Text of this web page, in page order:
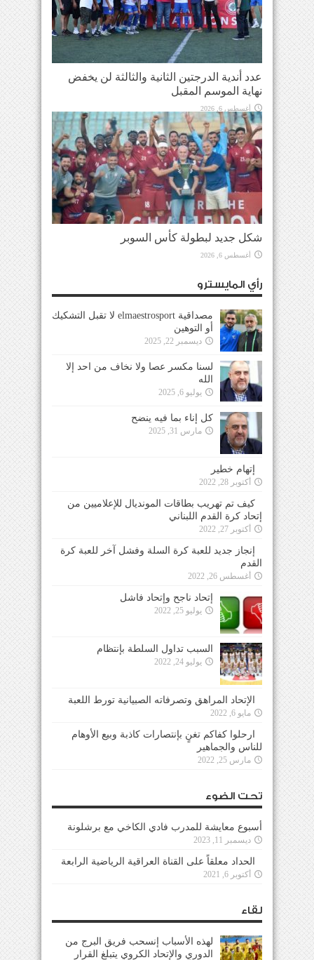
عدد أندية الدرجتين الثانية والثالثة لن يخفض
نهاية الموسم المقبل
أغسطس 6, 2026
شكل جديد لبطولة كأس السوبر
أغسطس 6, 2026
رأي المايسترو
مصداقية elmaestrosport لا تقبل التشكيك
أو التوهين
ديسمبر 22, 2025
لسنا مكسر عصا ولا نخاف من احد إلا
الله
يوليو 6, 2025
كل إناء بما فيه ينضح
مارس 31, 2025
إتهام خطير
أكتوبر 28, 2022
كيف تم تهريب بطاقات المونديال للإعلاميين من
إتحاد كرة القدم اللبناني
أكتوبر 27, 2022
إنجاز جديد للعبة كرة السلة وفشل آخر للعبة كرة
القدم
أغسطس 26, 2022
إتحاد ناجح وإتحاد فاشل
يوليو 25, 2022
السبب تداول السلطة بإنتظام
يوليو 24, 2022
الإتحاد المراهق وتصرفاته الصبيانية تورط اللعبة
مايو 6, 2022
ارحلوا كفاكم تغنٍ بإنتصارات كاذبة وبيع الأوهام
للناس والجماهير
مارس 25, 2022
تحت الضوء
أسبوع معايشة للمدرب فادي الكاخي مع برشلونة
ديسمبر 11, 2023
الحداد معلقاً على القناة العراقية الرياضية الرابعة
أكتوبر 6, 2021
لقاء
لهذه الأسباب إنسحب فريق البرج من
الدوري والإتحاد الكروي يتبلغ القرار